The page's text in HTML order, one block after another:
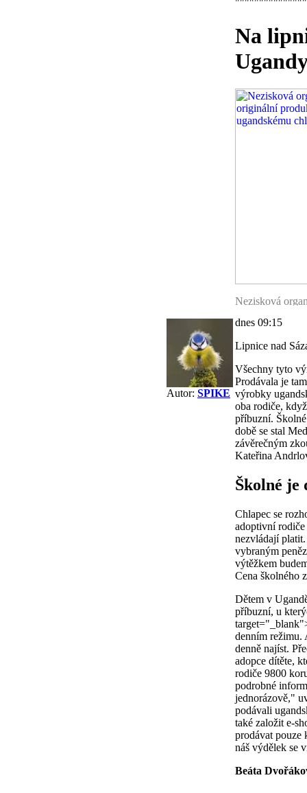
Autor: SPIKE
Na
Nezisková
dnes 09:15
Lipnice nad
Všechny tyto
Prodávala je
výrobky
oba rodiče,
příbuzní.
době se stal
závěrečným
Kateřina
Školné je
Chlapec se
adoptivní
nezvládají
vybraným
výtěžkem
Cena školného
Dětem v
příbuzní, u
denním režimu.
denně najíst.
adopce dítěte,
rodiče 9800
podrobné
jednorázově,"
podávali
také založit e-
prodávat pouze
náš výdělek se
Beáta